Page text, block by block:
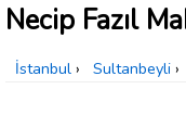
Necip Fazıl
İstanbul › Sultanbeyli ›